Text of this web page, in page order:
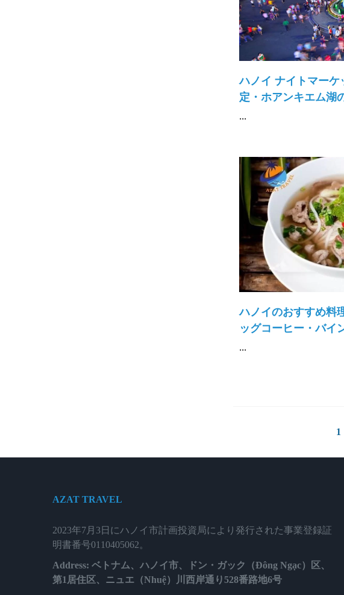
ハノイ ナイトマー
定・ホアンキエム湖
...
ハノイのおすすめ料
ッグコーヒー・バイ
...
1
AZAT TRAVEL
2023年7月3日にハノイ市計画投資局により発行された事業登録証
明書番号0110405062。
Address: ベトナム、ハノイ市、ドン・ガック（Đông Ngạc）区、
第1居住区、ニュエ（Nhuệ）川西岸通り528番路地6号